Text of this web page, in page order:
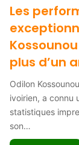
Les
plus d’un
Odilon
ivoirien, a connu
statistiques
son…